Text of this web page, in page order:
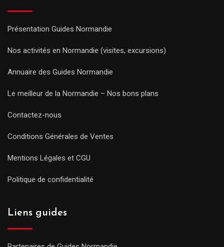
Présentation Guides Normandie
Nos activités en Normandie (visites, excursions)
Annuaire des Guides Normandie
Le meilleur de la Normandie – Nos bons plans
Contactez-nous
Conditions Générales de Ventes
Mentions Légales et CGU
Politique de confidentialité
Liens guides